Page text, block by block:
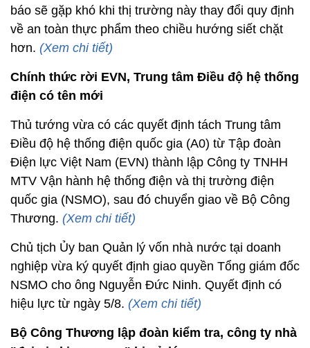
báo sẽ gặp khó khi thị trường này thay đổi quy định
về an toàn thực phẩm theo chiều hướng siết chặt
hơn. (Xem chi tiết)
Chính thức rời EVN, Trung tâm Điều độ hệ thống
điện có tên mới
Thủ tướng vừa có các quyết định tách Trung tâm
Điều độ hệ thống điện quốc gia (A0) từ Tập đoàn
Điện lực Việt Nam (EVN) thành lập Công ty TNHH
MTV Vận hành hệ thống điện và thị trường điện
quốc gia (NSMO), sau đó chuyển giao về Bộ Công
Thương. (Xem chi tiết)
Chủ tịch Ủy ban Quản lý vốn nhà nước tại doanh
nghiệp vừa ký quyết định giao quyền Tổng giám đốc
NSMO cho ông Nguyễn Đức Ninh. Quyết định có
hiệu lực từ ngày 5/8. (Xem chi tiết)
Bộ Công Thương lập đoàn kiểm tra, công ty nhà